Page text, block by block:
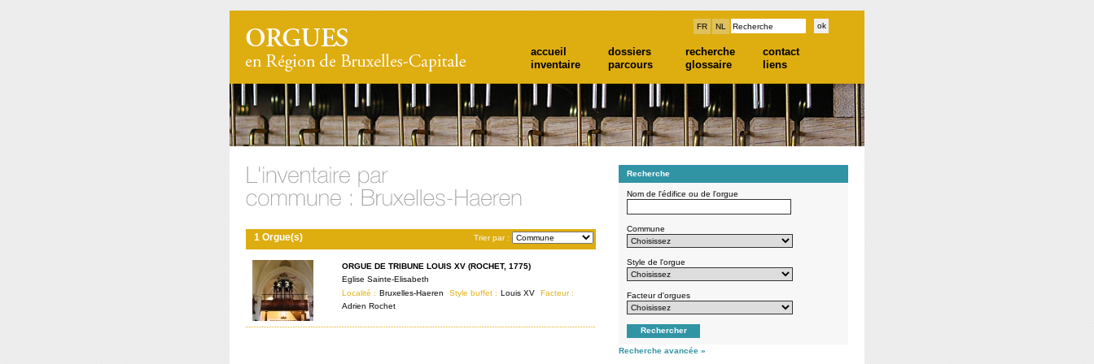
FR NL
accueil dossiers recherche
contact
inventaire
parcours glossaire liens
Trier par :
1 Orgue(s)
ORGUE DE TRIBUNE LOUIS XV (ROCHET, 1775)
Eglise Sainte-Elisabeth
Localité : Bruxelles-Haeren Style buffet : Louis XV
Facteur :
Adrien Rochet
Recherche
Nom de l'édifice ou de l'orgue
Commune
Style de l'orgue
Facteur d'orgues
Recherche avancée »